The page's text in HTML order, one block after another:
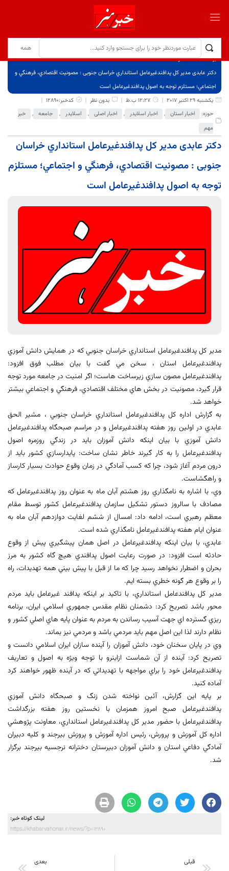
برگ نخست
نوشته‌ها
دکتر عابدی مدير كل پدافندغيرعامل استانداري خراسان جنوبی : مصونيت اقتصادي، فرهنگي و
اجتماعي؛ مستلزم توجه به اصول پدافندغيرعامل است
یکشنبه 29 اکتبر 2017
12:27 ب.ظ بدون نظر
کدخبر:12890
حوزه:
اخبار استان , اخبار اسلایدر , اخبار اصلی , اسلایدر , جامعه ,
خبر
مهم
دکتر عابدی مدير كل پدافندغيرعامل استانداري خراسان
جنوبی : مصونيت اقتصادي، فرهنگي و اجتماعي؛ مستلزم
توجه به اصول پدافندغيرعامل است
مدير كل پدافندغيرعامل استانداري خراسان جنوبي كه در همايش دانش آموزي
پدافندغيرعامل استان ، سخن مي گفت با بيان مطلب فوق افزود:
پدافندغيرعامل مصون سازي زيرساخت هاست؛ اگر امنيت در جامعه مورد توجه
قرار گيرد، مصونيت در بخش هاي مختلف اقتصادي، فرهنگي و اجتماعي بيشتر
خواهد شد.
به گزارش اداره كل پدافندغيرعامل استانداري خراسان جنوبي ، مشير الحق
عابدي در اولين روز هفته پدافندغيرعامل و در مراسم صبحگاه پدافندغيرعامل
دانش آموزي با بيان اينكه دانش آموزان بايد در زندگي روزمره اصول
پدافندغيرعامل را به كار گيرند خاطر نشان ساخت: پايدارسازي كشور بايد از
درون مردم آغاز شود، چرا كه كسب آمادگي در زمان وقوع حوادث بسيار كارساز
و راهگشاست.
وي، با اشاره به نامگذاري روز هشتم آبان ماه به عنوان روز پدافندغيرعامل كه
مصادف با سالروز دستور تشكيل سازمان پدافندغيرعامل كشور توسط مقام
معظم رهبري است، ادامه داد: امسال از ششم لغايت دوازدهم آبان ماه به
عنوان ايام هفته پدافندغيرعامل نامگذاري شده است.
عابدي، با بيان اينكه پدافندغيرعامل در اصل همان پيشگيري پيش از وقوع
حادثه است افزود: در صورت رعايت اصول پدافندي هيچ گاه كشور به مرز
بحران و اضطرار نخواهد رسيد چرا كه ما از قبل با پيش بيني همه تهديدات، راه
را بر وقوع هر گونه خطري بسته ايم.
مدير كل پدافندعامل استانداري، با تاكيد بر اينكه پدافند غيرعامل بايد مردم
محور باشد تصريح كرد: دشمنان نظام مقدس جمهوري اسلامي ايران، برنامه
ريزي گسترده اي جهت آسيب رساندن به مردم به عنوان پايه هاي اصلي كشور و
نظام دارند لذا اين اصل مهم بايد مردمي باشد و مردمي نيز بماند.
وي در پايان سخنان خود، دانش آموزان را آينده سازان ايران اسلامي دانست و
تصريح كرد: آينده از آن شماست ازاينرو با توجه ويژه به اصول و تعاريف
پدافندغيرعامل خود را براي مواجهه با تهديداتي كه در آينده ظهور خواهند كرد
آماده كنيد.
بر پايه اين گزارش، آئين نواخته شدن زنگ و صبحگاه دانش آموزي
پدافندغيرعامل صبح امروز همزمان با نخستين روز هفته بزرگداشت
پدافندغيرعامل با حضور مدير كل پدافندغيرعامل استانداري، معاونت پژوهشي
اداره كل آموزش و پرورش، رئيس اداره آموزش و پروزش بيرجند و كليه دبيران
آمادگي دفاعي استان و دانش آموزان دبيرستان دخترانه نرجسيه بيرجند برگزار
شد.
لینک کوتاه خبر:
https://khabarvahonar.ir/news/?p=12890
قبلی بعدی